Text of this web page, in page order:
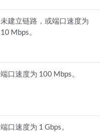
未建立链路，或端口速度为
10 Mbps。
端口速度为 100 Mbps。
端口速度为 1 Gbps。